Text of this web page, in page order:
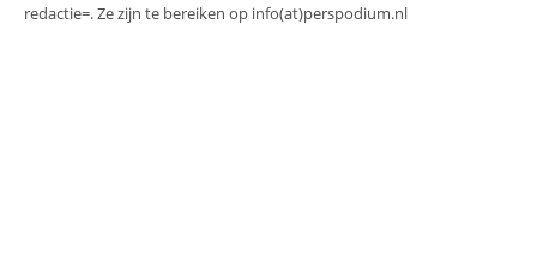
redactie=. Ze zijn te bereiken op info(at)perspodium.nl